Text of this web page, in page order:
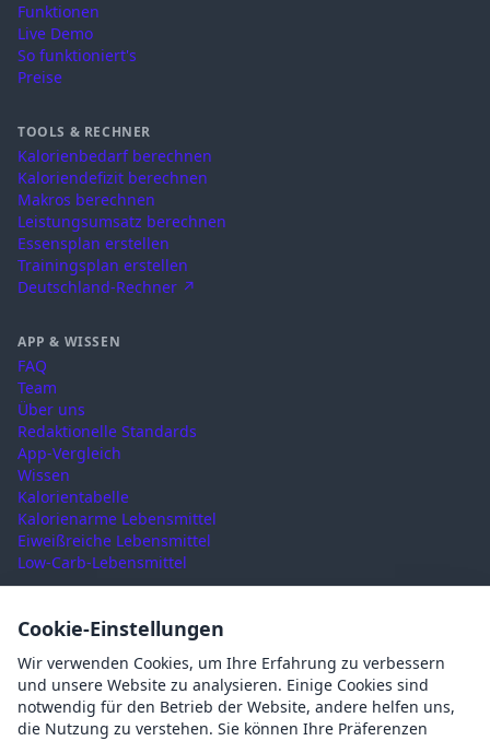
Funktionen
Live Demo
So funktioniert's
Preise
TOOLS & RECHNER
Kalorienbedarf berechnen
Kaloriendefizit berechnen
Makros berechnen
Leistungsumsatz berechnen
Essensplan erstellen
Trainingsplan erstellen
Deutschland-Rechner ↗
APP & WISSEN
FAQ
Team
Über uns
Redaktionelle Standards
App-Vergleich
Wissen
Kalorientabelle
Kalorienarme Lebensmittel
Eiweißreiche Lebensmittel
Low-Carb-Lebensmittel
RECHTLICHES
Nutzungsbedingungen
Datenschutz
Impressum
AGB
Cookies
Cookie-Einstellungen
Wir verwenden Cookies, um Ihre Erfahrung zu verbessern
und unsere Website zu analysieren. Einige Cookies sind
notwendig für den Betrieb der Website, andere helfen uns,
die Nutzung zu verstehen. Sie können Ihre Präferenzen